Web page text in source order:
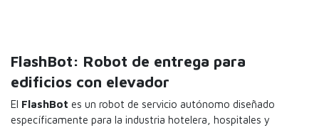
FlashBot: Robot de entrega para
edificios con elevador
El FlashBot es un robot de servicio autónomo diseñado
específicamente para la industria hotelera, hospitales y